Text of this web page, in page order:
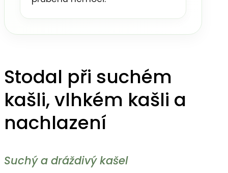
Stodal při suchém
kašli, vlhkém kašli a
nachlazení
Suchý a dráždivý kašel